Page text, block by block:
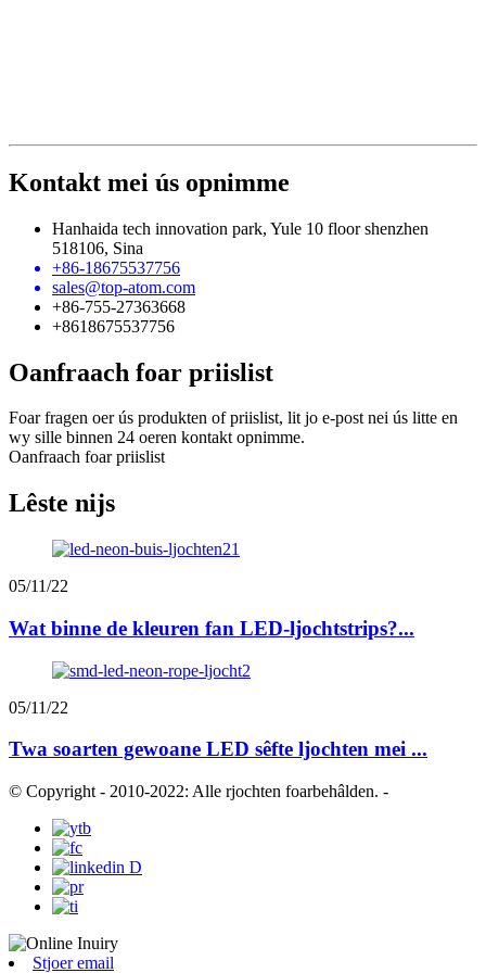
Kontakt mei ús opnimme
Hanhaida tech innovation park, Yule 10 floor shenzhen
518106, Sina
+86-18675537756
sales@top-atom.com
+86-755-27363668
+8618675537756
Oanfraach foar priislist
Foar fragen oer ús produkten of priislist, lit jo e-post nei ús litte en
wy sille binnen 24 oeren kontakt opnimme.
Oanfraach foar priislist
Lêste nijs
05/11/22
Wat binne de kleuren fan LED-ljochtstrips?...
05/11/22
Twa soarten gewoane LED sêfte ljochten mei ...
© Copyright - 2010-2022: Alle rjochten foarbehâlden. -
Stjoer email